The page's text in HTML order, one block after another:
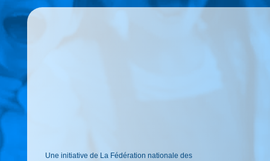
Une initiative de La Fédération nationale des